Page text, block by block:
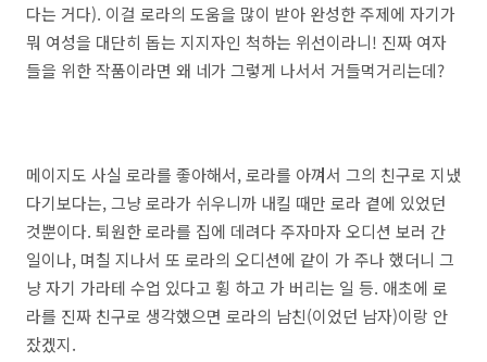
다는 거다). 이걸 로라의 도움을 많이 받아 완성한 주제에 자기가
뭐 여성을 대단히 돕는 지지자인 척하는 위선이라니! 진짜 여자
들을 위한 작품이라면 왜 네가 그렇게 나서서 거들먹거리는데?
메이지도 사실 로라를 좋아해서, 로라를 아껴서 그의 친구로 지냈
다기보다는, 그냥 로라가 쉬우니까 내킬 때만 로라 곁에 있었던
것뿐이다. 퇴원한 로라를 집에 데려다 주자마자 오디션 보러 간
일이나, 며칠 지나서 또 로라의 오디션에 같이 가 주나 했더니 그
냥 자기 가라테 수업 있다고 휭 하고 가 버리는 일 등. 애초에 로
라를 진짜 친구로 생각했으면 로라의 남친(이었던 남자)이랑 안
잤겠지.